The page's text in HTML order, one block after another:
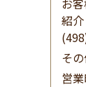
お
紹介
そ
営